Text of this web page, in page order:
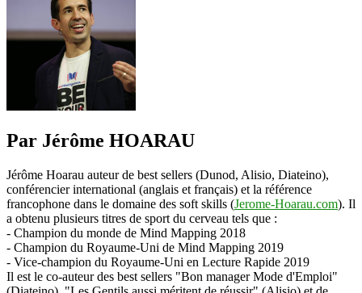
Par Jérôme HOARAU
Jérôme Hoarau auteur de best sellers (Dunod, Alisio, Diateino),
conférencier international (anglais et français) et la référence
francophone dans le domaine des soft skills (Jerome-Hoarau.com). Il
a obtenu plusieurs titres de sport du cerveau tels que :
- Champion du monde de Mind Mapping 2018
- Champion du Royaume-Uni de Mind Mapping 2019
- Vice-champion du Royaume-Uni en Lecture Rapide 2019
Il est le co-auteur des best sellers "Bon manager Mode d'Emploi"